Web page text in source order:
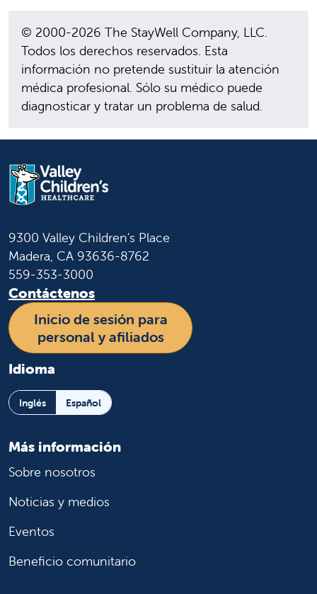
© 2000-2026 The StayWell Company, LLC.
Todos los derechos reservados. Esta
información no pretende sustituir la atención
médica profesional. Sólo su médico puede
diagnosticar y tratar un problema de salud.
9300 Valley Children's Place
Madera, CA 93636-8762
559-353-3000
Contáctenos
Inicio de sesión para
personal y afiliados
Idioma
Inglés Español
Más información
Sobre nosotros
Noticias y medios
Eventos
Beneficio comunitario